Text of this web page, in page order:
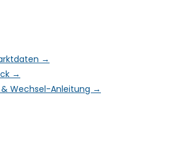
→
→
& Wechsel-Anleitung →